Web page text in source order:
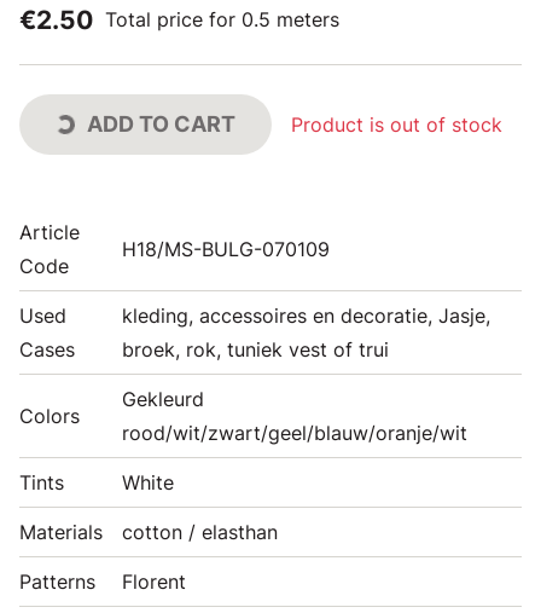
€2.50 Total price for 0.5 meters
ADD TO CART Product is out of stock
Article
Code
H18/MS-BULG-070109
Used
Cases
kleding, accessoires en decoratie, Jasje,
broek, rok, tuniek vest of trui
Colors
Gekleurd
rood/wit/zwart/geel/blauw/oranje/wit
Tints White
Materials cotton / elasthan
Patterns Florent